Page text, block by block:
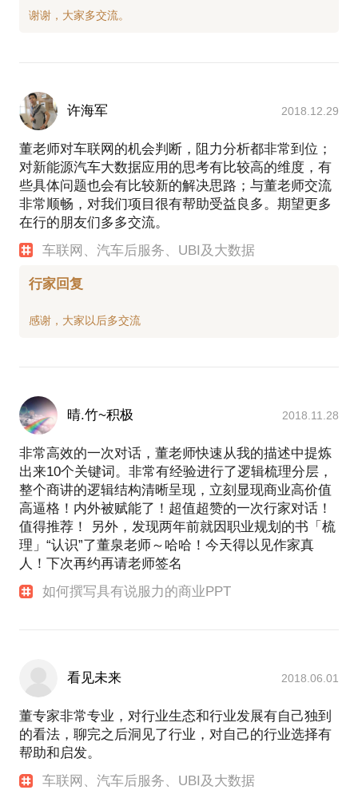
许海军 2018.12.29
董老师对车联网的机会判断，阻力分析都非常到位；
对新能源汽车大数据应用的思考有比较高的维度，有
些具体问题也会有比较新的解决思路；与董老师交流
非常顺畅，对我们项目很有帮助受益良多。期望更多
在行的朋友们多多交流。
车联网、汽车后服务、UBI及大数据
行家回复
晴.竹~积极 2018.11.28
非常高效的一次对话，董老师快速从我的描述中提炼
出来10个关键词。非常有经验进行了逻辑梳理分层，
整个商讲的逻辑结构清晰呈现，立刻显现商业高价值
高逼格！内外被赋能了！超值超赞的一次行家对话！
值得推荐！ 另外，发现两年前就因职业规划的书「梳
理」“认识”了董泉老师～哈哈！今天得以见作家真
人！下次再约再请老师签名
如何撰写具有说服力的商业PPT
看见未来 2018.06.01
董专家非常专业，对行业生态和行业发展有自己独到
的看法，聊完之后洞见了行业，对自己的行业选择有
帮助和启发。
车联网、汽车后服务、UBI及大数据